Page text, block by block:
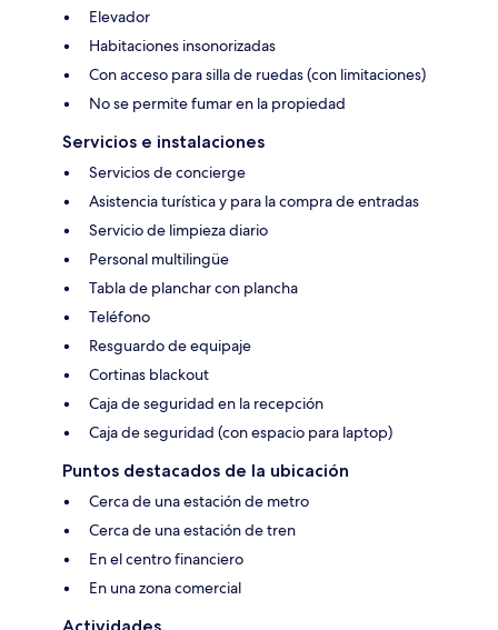
Elevador
Habitaciones insonorizadas
Con acceso para silla de ruedas (con limitaciones)
No se permite fumar en la propiedad
Servicios e instalaciones
Servicios de concierge
Asistencia turística y para la compra de entradas
Servicio de limpieza diario
Personal multilingüe
Tabla de planchar con plancha
Teléfono
Resguardo de equipaje
Cortinas blackout
Caja de seguridad en la recepción
Caja de seguridad (con espacio para laptop)
Puntos destacados de la ubicación
Cerca de una estación de metro
Cerca de una estación de tren
En el centro financiero
En una zona comercial